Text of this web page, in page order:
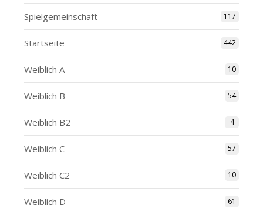
Spielgemeinschaft 117
Startseite 442
Weiblich A 10
Weiblich B 54
Weiblich B2 4
Weiblich C 57
Weiblich C2 10
Weiblich D 61